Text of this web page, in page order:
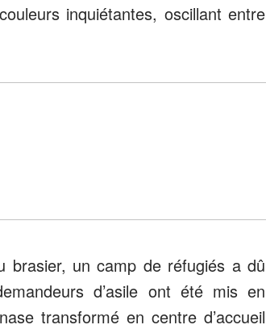
inquiétantes, oscillant entre
brasier, un camp de réfugiés a dû
d’asile ont été mis en
transformé en centre d’accueil